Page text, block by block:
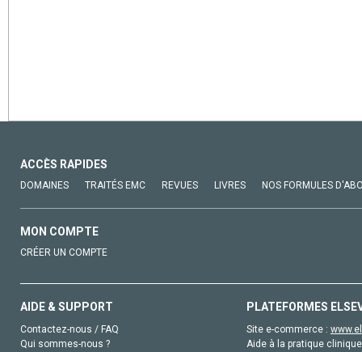
ACCÈS RAPIDES
DOMAINES TRAITÉS EMC REVUES LIVRES NOS FORMULES
MON COMPTE
CRÉER UN COMPTE
AIDE & SUPPORT
Contactez-nous / FAQ
Qui sommes-nous ?
PLATEFORMES
Site e-commerce :
Aide à la pratique